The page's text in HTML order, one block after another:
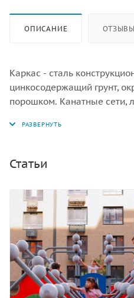
ОПИСАНИЕ ОТЗЫВЫ
Каркас - сталь
цинкосодержащий грунт,
порошком. Канатные сети,
внутри кольца -
армированный канат.
Статьи